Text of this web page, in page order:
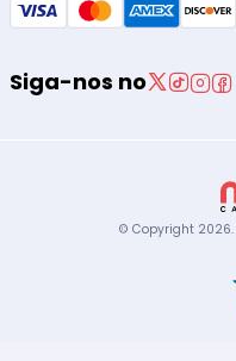
Siga-nos no
© Copyright 2026.